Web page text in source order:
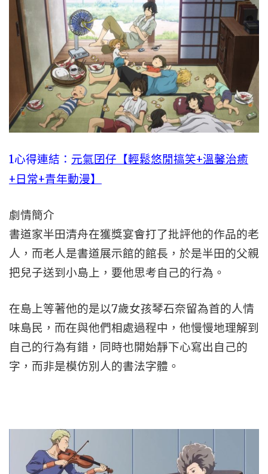
1心得連結： 元氣囝仔【輕鬆悠閒搞笑+溫馨治癒
+日常+青年動漫】
劇情簡介
書道家半田清舟在獲獎宴會打了批評他的作品的老
人，而老人是書道展示館的館長，於是半田的父親
把兒子送到小島上，要他思考自己的行為。
在島上等著他的是以7歲女孩琴石奈留為首的人情
味島民，而在與他們相處過程中，他慢慢地理解到
自己的行為有錯，同時也開始靜下心寫出自己的
字，而非是模仿別人的書法字體。